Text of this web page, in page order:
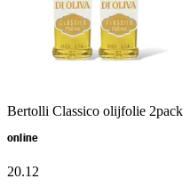
Bertolli Classico olijfolie 2pack
online
20.12